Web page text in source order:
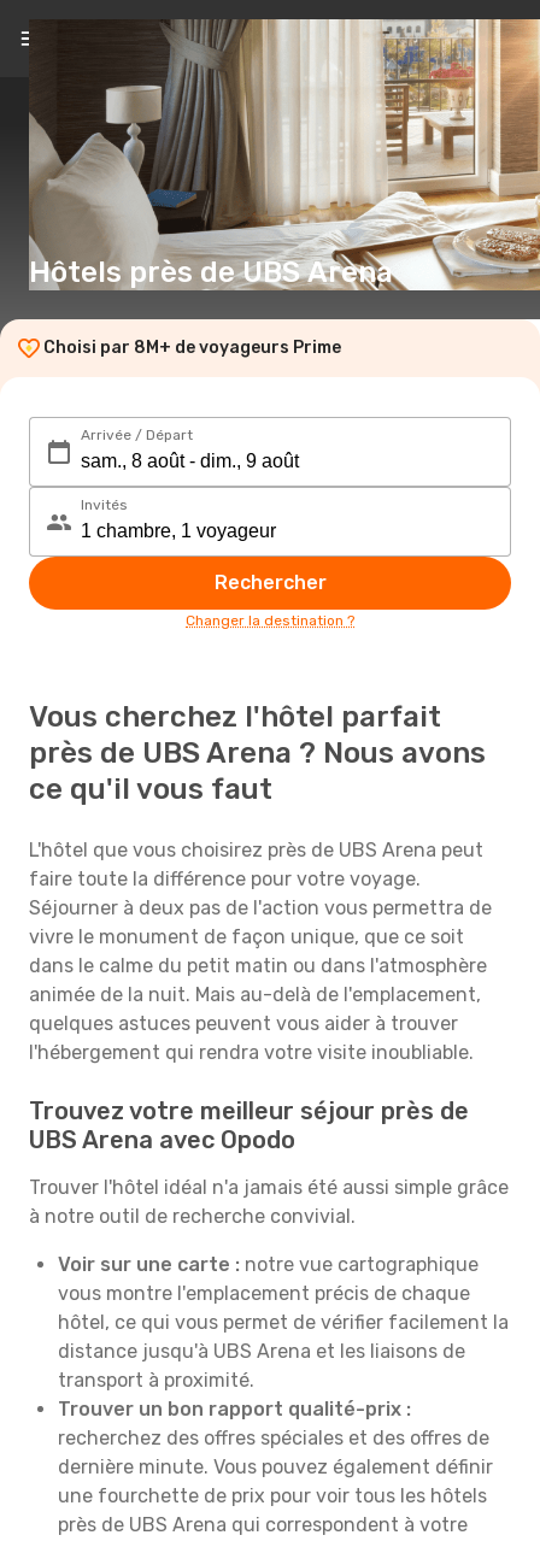
FR(CHF)
Hôtels près de UBS Arena
Choisi par 8M+ de voyageurs Prime
Arrivée / Départ
Invités
Rechercher
Changer la destination ?
Vous cherchez l'hôtel parfait
près de UBS Arena ? Nous avons
ce qu'il vous faut
L'hôtel que vous choisirez près de UBS Arena peut
faire toute la différence pour votre voyage.
Séjourner à deux pas de l'action vous permettra de
vivre le monument de façon unique, que ce soit
dans le calme du petit matin ou dans l'atmosphère
animée de la nuit. Mais au-delà de l'emplacement,
quelques astuces peuvent vous aider à trouver
l'hébergement qui rendra votre visite inoubliable.
Trouvez votre meilleur séjour près de
UBS Arena avec Opodo
Trouver l'hôtel idéal n'a jamais été aussi simple grâce
à notre outil de recherche convivial.
Voir sur une carte : notre vue cartographique
vous montre l'emplacement précis de chaque
hôtel, ce qui vous permet de vérifier facilement la
distance jusqu'à UBS Arena et les liaisons de
transport à proximité.
Trouver un bon rapport qualité-prix :
recherchez des offres spéciales et des offres de
dernière minute. Vous pouvez également définir
une fourchette de prix pour voir tous les hôtels
près de UBS Arena qui correspondent à votre